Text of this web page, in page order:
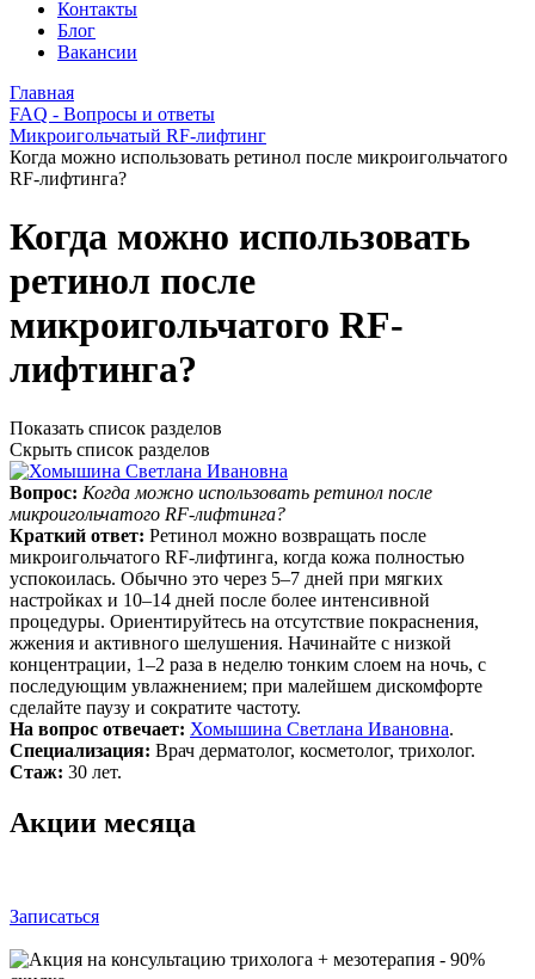
Контакты
Блог
Вакансии
Главная
FAQ - Вопросы и ответы
Микроигольчатый RF-лифтинг
Когда можно использовать ретинол после микроигольчатого
RF-лифтинга?
Когда можно использовать
ретинол после
микроигольчатого RF-
лифтинга?
Показать список разделов
Скрыть список разделов
Вопрос: Когда можно использовать ретинол после
микроигольчатого RF-лифтинга?
Краткий ответ: Ретинол можно возвращать после
микроигольчатого RF‑лифтинга, когда кожа полностью
успокоилась. Обычно это через 5–7 дней при мягких
настройках и 10–14 дней после более интенсивной
процедуры. Ориентируйтесь на отсутствие покраснения,
жжения и активного шелушения. Начинайте с низкой
концентрации, 1–2 раза в неделю тонким слоем на ночь, с
последующим увлажнением; при малейшем дискомфорте
сделайте паузу и сократите частоту.
На вопрос отвечает: Хомышина Светлана Ивановна.
Специализация: Врач дерматолог, косметолог, трихолог.
Стаж: 30 лет.
Акции месяца
Записаться